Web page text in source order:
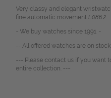
Very classy and elegant
fine automatic movement L086.2.
- We buy watches since 1991. -
-- All offered watches are on
--- Please contact us if you want
entire collection. ---